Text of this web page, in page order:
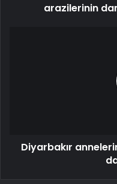
arazilerinin
Diyarbakır